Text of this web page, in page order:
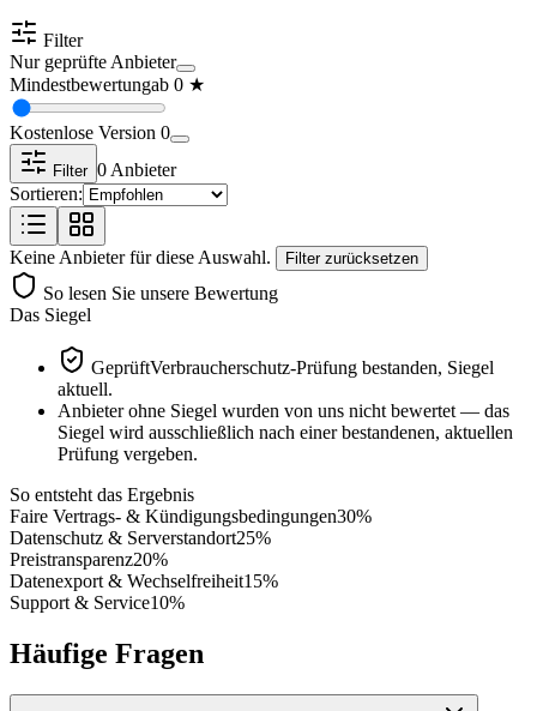
Filter
Nur geprüfte Anbieter
Mindestbewertungab 0 ★
Kostenlose Version 0
Filter 0 Anbieter
Sortieren:
Keine Anbieter für diese Auswahl. Filter zurücksetzen
So lesen Sie unsere Bewertung
Das Siegel
GeprüftVerbraucherschutz-Prüfung bestanden, Siegel
aktuell.
Anbieter ohne Siegel wurden von uns nicht bewertet — das
Siegel wird ausschließlich nach einer bestandenen, aktuellen
Prüfung vergeben.
So entsteht das Ergebnis
Faire Vertrags- & Kündigungsbedingungen30%
Datenschutz & Serverstandort25%
Preistransparenz20%
Datenexport & Wechselfreiheit15%
Support & Service10%
Häufige Fragen